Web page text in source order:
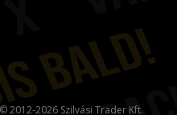
2012-2026 Szilvási Trader Kft.